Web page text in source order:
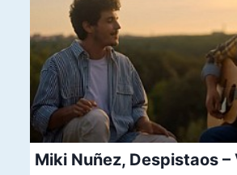
Miki Nuñez, Despistaos –